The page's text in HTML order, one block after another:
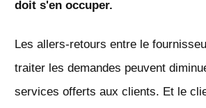
doit s'en occuper.
Les allers-retours entre le
traiter les demandes peuvent
services offerts aux clients. Et le